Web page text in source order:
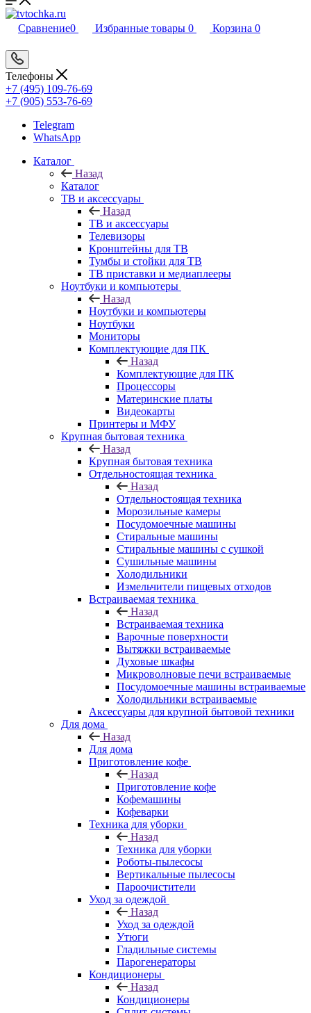
Сравнение0 Избранные товары 0 Корзина 0
Телефоны
+7 (495) 109-76-69
+7 (905) 553-76-69
Telegram
WhatsApp
Каталог
Назад
Каталог
ТВ и аксессуары
Назад
ТВ и аксессуары
Телевизоры
Кронштейны для ТВ
Тумбы и стойки для ТВ
ТВ приставки и медиаплееры
Ноутбуки и компьютеры
Назад
Ноутбуки и компьютеры
Ноутбуки
Мониторы
Комплектующие для ПК
Назад
Комплектующие для ПК
Процессоры
Материнские платы
Видеокарты
Принтеры и МФУ
Крупная бытовая техника
Назад
Крупная бытовая техника
Отдельностоящая техника
Назад
Отдельностоящая техника
Морозильные камеры
Посудомоечные машины
Стиральные машины
Стиральные машины с сушкой
Сушильные машины
Холодильники
Измельчители пищевых отходов
Встраиваемая техника
Назад
Встраиваемая техника
Варочные поверхности
Вытяжки встраиваемые
Духовые шкафы
Микроволновые печи встраиваемые
Посудомоечные машины встраиваемые
Холодильники встраиваемые
Аксессуары для крупной бытовой техники
Для дома
Назад
Для дома
Приготовление кофе
Назад
Приготовление кофе
Кофемашины
Кофеварки
Техника для уборки
Назад
Техника для уборки
Роботы-пылесосы
Вертикальные пылесосы
Пароочистители
Уход за одеждой
Назад
Уход за одеждой
Утюги
Гладильные системы
Парогенераторы
Кондиционеры
Назад
Кондиционеры